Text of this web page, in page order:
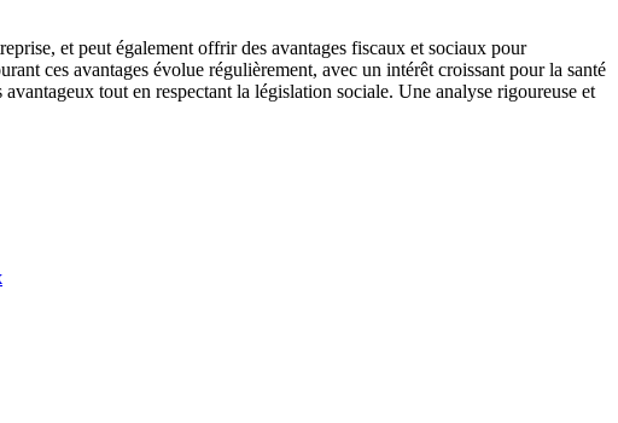
et peut également offrir des avantages fiscaux et sociaux pour
ces avantages évolue régulièrement, avec un intérêt croissant pour la santé
tout en respectant la législation sociale. Une analyse rigoureuse et